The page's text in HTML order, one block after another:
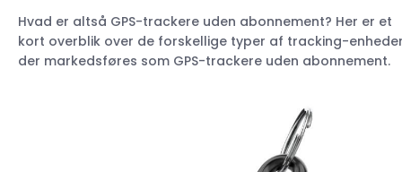
Hvad er altså GPS-trackere uden abonnement? Her er et
kort overblik over de forskellige typer af tracking-
der markedsføres som GPS-trackere uden abonnement.